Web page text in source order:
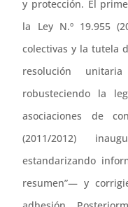
y protección. El
la Ley N.º 19.955
colectivas y la tutela
resolución
robusteciendo la
asociaciones de
(2011/2012)
estandarizando
resumen”— y